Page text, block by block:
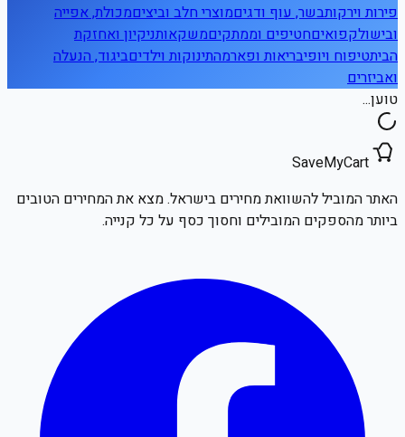
פירות וירקותבשר, עוף ודגיםמוצרי חלב וביציםמכולת, אפייה
ובישולקפואיםחטיפים וממתקיםמשקאותניקיון ואחזקת
הביתטיפוח ויופיבריאות ופארמהתינוקות וילדיםביגוד, הנעלה
ואביזרים
טוען...
SaveMyCart
האתר המוביל להשוואת מחירים בישראל. מצא את המחירים הטובים
ביותר מהספקים המובילים וחסוך כסף על כל קנייה.